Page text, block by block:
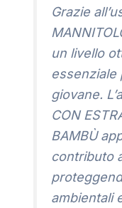
Grazie
un livello
essenziale
giovane.
CON
BAMBÙ
contributo
ambientali